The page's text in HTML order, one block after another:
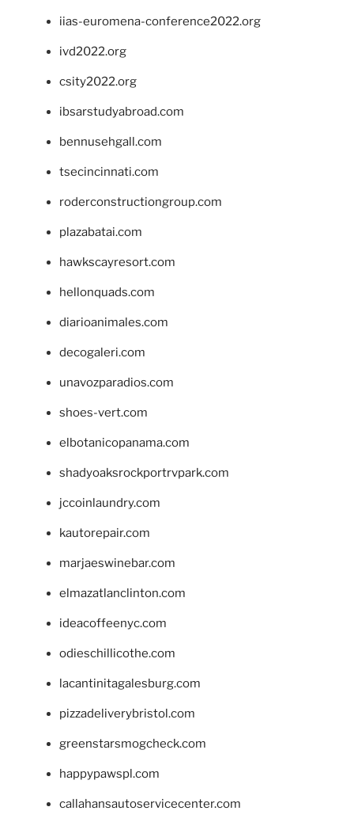
iias-euromena-conference2022.org
ivd2022.org
csity2022.org
ibsarstudyabroad.com
bennusehgall.com
tsecincinnati.com
roderconstructiongroup.com
plazabatai.com
hawkscayresort.com
hellonquads.com
diarioanimales.com
decogaleri.com
unavozparadios.com
shoes-vert.com
elbotanicopanama.com
shadyoaksrockportrvpark.com
jccoinlaundry.com
kautorepair.com
marjaeswinebar.com
elmazatlanclinton.com
ideacoffeenyc.com
odieschillicothe.com
lacantinitagalesburg.com
pizzadeliverybristol.com
greenstarsmogcheck.com
happypawspl.com
callahansautoservicecenter.com